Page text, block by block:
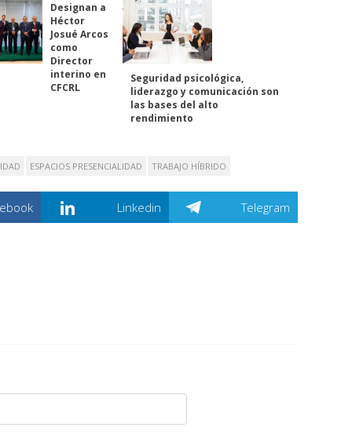
Designan a
Héctor
Josué Arcos
como
Director
interino en
CFCRL
Seguridad psicológica,
liderazgo y comunicación son
las bases del alto
rendimiento
ESPACIOS PRESENCIALIDAD TRABAJO HÍBRIDO
Linkedin Telegram